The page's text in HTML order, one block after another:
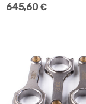
645,60 €